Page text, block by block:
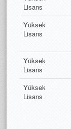
Lisans
Yüksek
Lisans
Yüksek
Lisans
Yüksek
Lisans